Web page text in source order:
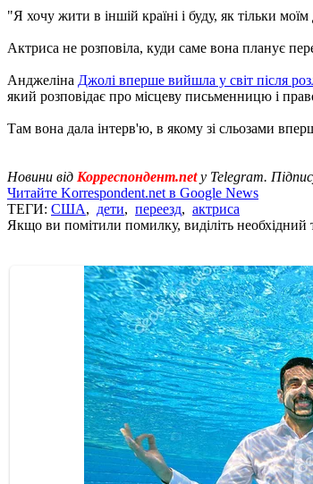
"Я хочу жити в іншій країні і буду, як тільки
Актриса не розповіла, куди саме вона планує
Анджеліна Джолі вперше вийшла у світ після
який розповідає про місцеву письменницю і
Там вона дала інтерв'ю, в якому зі сльозами
Новини від Корреспондент.netу Telegram.
Читайте Korrespondent.net в Google News
ТЕГИ: США, дети, переезд, актриса
Якщо ви помітили помилку, виділіть